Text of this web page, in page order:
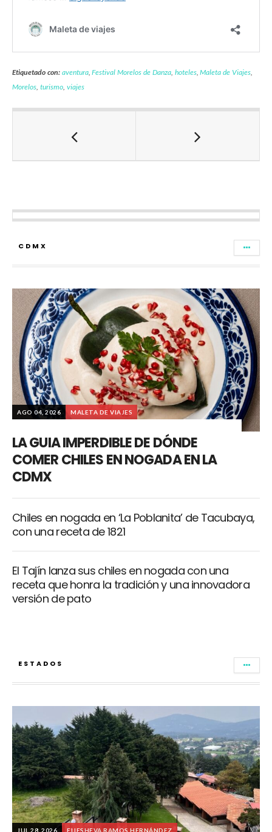
Etiquetado con: aventura,Festival Morelos de Danza, hoteles,Maleta de Viajes,
Morelos, turismo, viajes
CDMX
AGO 04, 2026 MALETA DE VIAJES
LA GUIA IMPERDIBLE DE DÓNDE
COMER CHILES EN NOGADA EN LA
CDMX
Chiles en nogada en ‘La Poblanita’ de Tacubaya,
con una receta de 1821
El Tajín lanza sus chiles en nogada con una
receta que honra la tradición y una innovadora
versión de pato
ESTADOS
JUL 28, 2026 ELIESHEVA RAMOS HERNÁNDEZ